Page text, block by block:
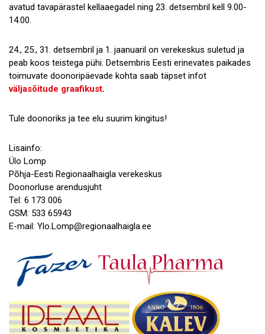
avatud tavapärastel kellaaegadel ning 23. detsembril kell 9.00-
14.00.
24., 25., 31. detsembril ja 1. jaanuaril on verekeskus suletud ja
peab koos teistega pühi. Detsembris Eesti erinevates paikades
toimuvate doonoripäevade kohta saab täpset infot
väljasõitude graafikust.
Tule doonoriks ja tee elu suurim kingitus!
Lisainfo:
Ülo Lomp
Põhja-Eesti Regionaalhaigla verekeskus
Doonorluse arendusjuht
Tel: 6 173 006
GSM: 533 65943
E-mail: Ylo.Lomp@regionaalhaigla.ee